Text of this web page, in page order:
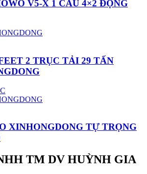
V5-X 1 CẦU 4×2 ĐỘNG
2 TRỤC TẢI 29 TẤN
XINHONGDONG TỰ TRỌNG
TM DV HUỲNH GIA